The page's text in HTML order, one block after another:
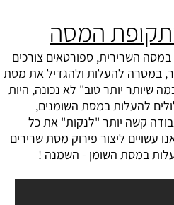
המסה
השרירית, ספורטאים צורכים
במטרה להעלות ולהגדיל את מסת
שיותר יותר טוב" לא נכונה, היות
להעלות במסת השומנים,
קשה יותר "לנקות" את כל
עשויים ליצור פירוק מסת שרירים
במסת השומן - השמנה !